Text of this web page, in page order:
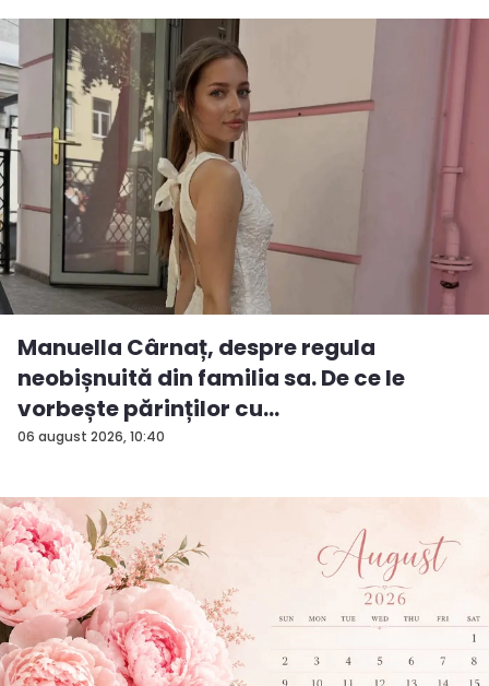
06 august 2026, 10:40
Manuella Cârnaț, despre regula
neobișnuită din familia sa. De ce le
vorbește părinților cu
„dumneavoastră...